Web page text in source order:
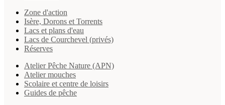
Zone d'action
Isère, Dorons et Torrents
Lacs et plans d'eau
Lacs de Courchevel (privés)
Réserves
Atelier Pêche Nature (APN)
Atelier mouches
Scolaire et centre de loisirs
Guides de pêche